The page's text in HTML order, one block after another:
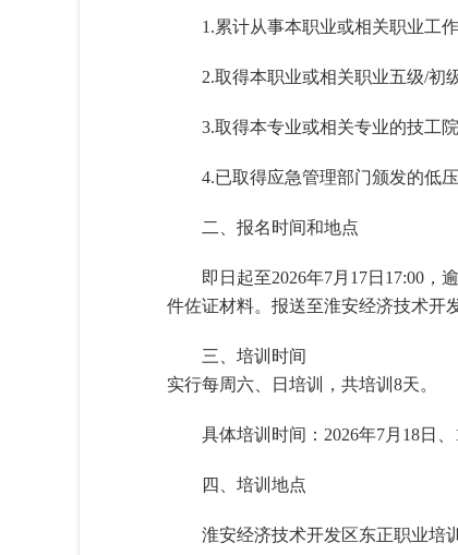
1.累计从事本职业或相关职业工作
2.取得本职业或相关职业五级/初
3.取得本专业或相关专业的技工
4.已取得应急管理部门颁发的低
二、报名时间和地点
即日起至2026年7月17日17:00
件佐证材料。报送至淮安经济技术开
三、培训时间
实行每周六、日培训，共培训8天。
具体培训时间：2026年7月18日
四、培训地点
淮安经济技术开发区东正职业培